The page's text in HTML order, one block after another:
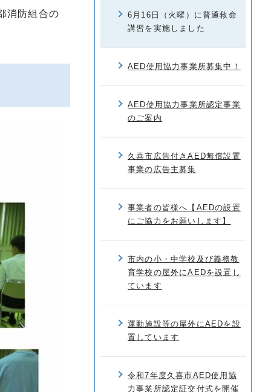
消防組合の
6月16日（火曜）に普通救命
講習を実施しました
AED使用協力事業所募集中！
AED使用協力事業所認定事業
のご案内
久喜市広告付きAED無償設置
事業の広告主募集
事業者の皆様へ【AEDの設置
にご協力をお願いします】
市内の小・中学校及び義務教
育学校の屋外にAEDを設置し
ています
運動施設等の屋外にAEDを設
置しています
令和7年度久喜市AED使用協
力事業所認定証交付式を開催